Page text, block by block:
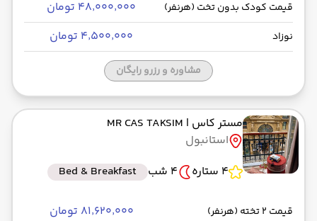
قیمت کودک بدون تخت (هرنفر) ۴۸٬۰۰۰٬۰۰۰ تومان
نوزاد ۴٬۵۰۰٬۰۰۰ تومان
مشاوره و رزرو رایگان
مستر کاس | MR CAS TAKSIM
استانبول
4 ستاره
4 شب Bed & Breakfast
قیمت 2 تخته (هرنفر) ۸۱٬۶۲۰٬۰۰۰ تومان